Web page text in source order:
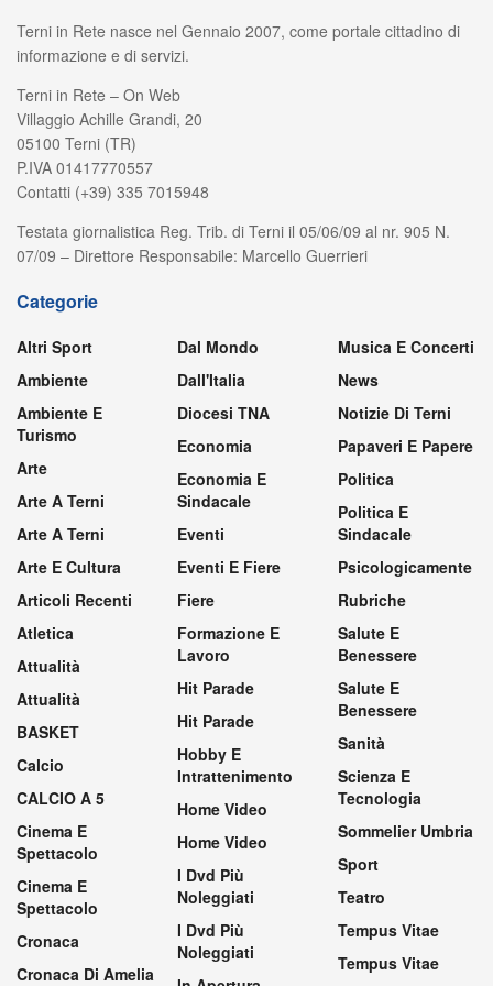
Terni in Rete nasce nel Gennaio 2007, come portale cittadino di
informazione e di servizi.
Terni in Rete – On Web
Villaggio Achille Grandi, 20
05100 Terni (TR)
P.IVA 01417770557
Contatti (+39) 335 7015948
Testata giornalistica Reg. Trib. di Terni il 05/06/09 al nr. 905 N.
07/09 – Direttore Responsabile: Marcello Guerrieri
Categorie
Altri Sport
Ambiente
Ambiente E
Turismo
Arte
Arte A Terni
Arte A Terni
Arte E Cultura
Articoli Recenti
Atletica
Attualità
Attualità
BASKET
Calcio
CALCIO A 5
Cinema E
Spettacolo
Cinema E
Spettacolo
Cronaca
Cronaca Di Amelia
Dal Mondo
Dall'Italia
Diocesi TNA
Economia
Economia E
Sindacale
Eventi
Eventi E Fiere
Fiere
Formazione E
Lavoro
Hit Parade
Hit Parade
Hobby E
Intrattenimento
Home Video
Home Video
I Dvd Più
Noleggiati
I Dvd Più
Noleggiati
Musica E Concerti
News
Notizie Di Terni
Papaveri E Papere
Politica
Politica E
Sindacale
Psicologicamente
Rubriche
Salute E
Benessere
Salute E
Benessere
Sanità
Scienza E
Tecnologia
Sommelier Umbria
Sport
Teatro
Tempus Vitae
Tempus Vitae